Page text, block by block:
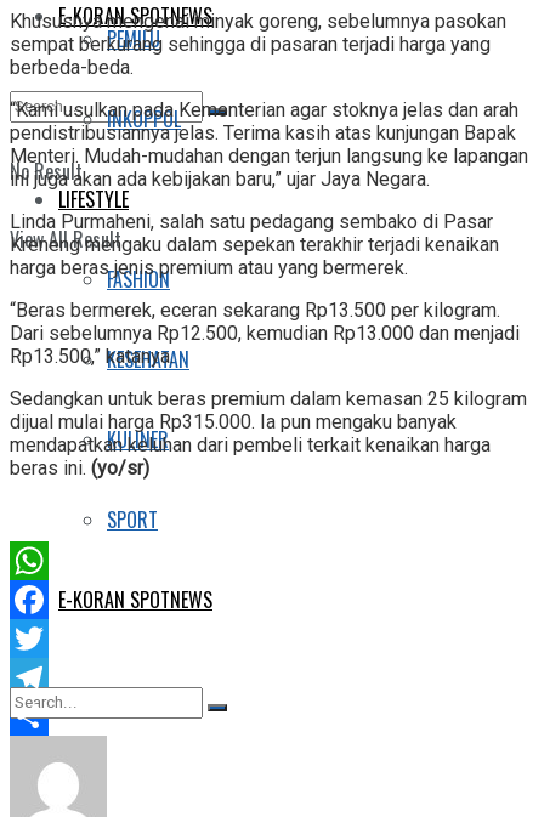
E-KORAN SPOTNEWS
No Result
View All Result
PEMILU
INKOPPOL
LIFESTYLE
FASHION
KESEHATAN
KULINER
SPORT
E-KORAN SPOTNEWS
No Result
Khususnya mengenai minyak goreng, sebelumnya pasokan
sempat berkurang sehingga di pasaran terjadi harga yang
berbeda-beda.
“Kami usulkan pada Kementerian agar stoknya jelas dan arah
pendistribusiannya jelas. Terima kasih atas kunjungan Bapak
Menteri. Mudah-mudahan dengan terjun langsung ke lapangan
ini juga akan ada kebijakan baru,” ujar Jaya Negara.
Linda Purmaheni, salah satu pedagang sembako di Pasar
Kreneng mengaku dalam sepekan terakhir terjadi kenaikan
harga beras jenis premium atau yang bermerek.
“Beras bermerek, eceran sekarang Rp13.500 per kilogram.
Dari sebelumnya Rp12.500, kemudian Rp13.000 dan menjadi
Rp13.500,” katanya.
Sedangkan untuk beras premium dalam kemasan 25 kilogram
dijual mulai harga Rp315.000. Ia pun mengaku banyak
mendapatkan keluhan dari pembeli terkait kenaikan harga
beras ini. (yo/sr)
WhatsApp
Facebook
Twitter
Telegram
Share